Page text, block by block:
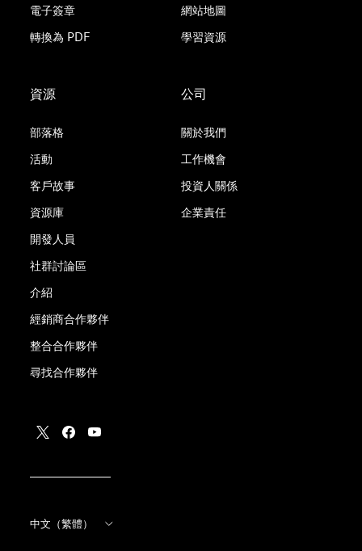
電子簽章
轉換為 PDF
網站地圖
學習資源
資源
部落格
活動
客戶故事
資源庫
開發人員
社群討論區
介紹
經銷商合作夥伴
整合合作夥伴
尋找合作夥伴
公司
關於我們
工作機會
投資人關係
企業責任
中文（繁體）